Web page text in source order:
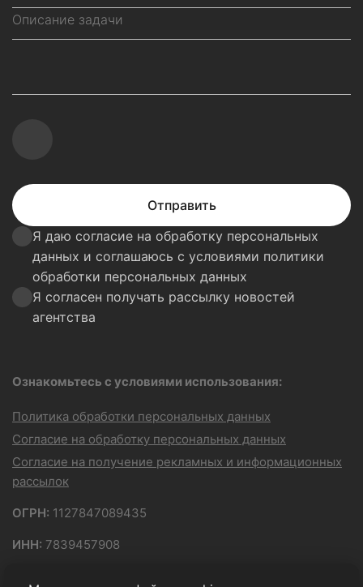
Отправить
Я даю согласие на обработку персональных
данных и соглашаюсь с условиями политики
обработки персональных данных
Я согласен получать рассылку новостей
агентства
Ознакомьтесь с условиями использования:
Политика обработки персональных данных
Согласие на обработку персональных данных
Согласие на получение рекламных и информационных
рассылок
ОГРН: 1127847089435
ИНН: 7839457908